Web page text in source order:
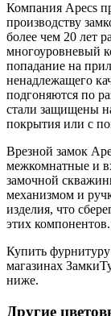
Компания Apecs
производству
более чем 20 лет
многоуровневый
попадание на
ненадлежащего
подгоняются по
стали защищены
покрытия или с
Врезной замок
межкомнатные и
замочной
механизмом и
изделия, что
этих
Купить
магазинах
ниже.
Другие